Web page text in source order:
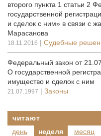
второго пункта 1 статьи 2
государственной
и сделок с ним» в связи с
Марасанова
18.11.2016 | Судебные
Федеральный закон от
О государственной
имущество и сделок с ним
21.07.1997 | Законы
читают
день
неделя месяц